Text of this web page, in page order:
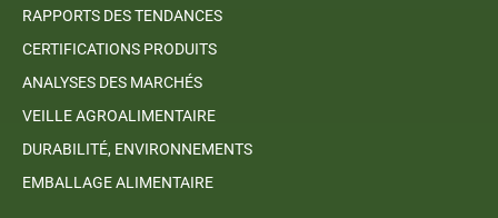
RAPPORTS DES TENDANCES
CERTIFICATIONS PRODUITS
ANALYSES DES MARCHÉS
VEILLE AGROALIMENTAIRE
DURABILITÉ, ENVIRONNEMENTS
EMBALLAGE ALIMENTAIRE